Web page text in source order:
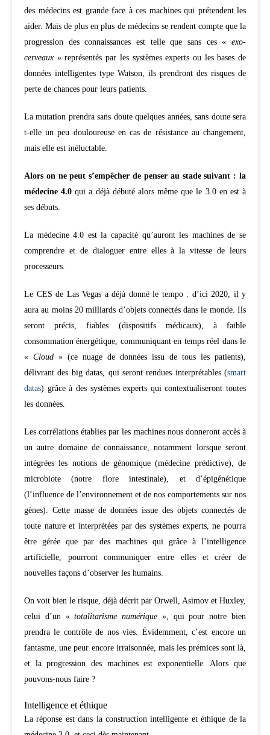
des médecins est grande face à ces machines qui prétendent les
aider. Mais de plus en plus de médecins se rendent compte que la
progression des connaissances est telle que sans ces « exo-
cerveaux » représentés par les systèmes experts ou les bases de
données intelligentes type Watson, ils prendront des risques de
perte de chances pour leurs patients.
La mutation prendra sans doute quelques années, sans doute sera
t-elle un peu douloureuse en cas de résistance au changement,
mais elle est inéluctable.
Alors on ne peut s’empêcher de penser au stade suivant : la
médecine 4.0 qui a déjà débuté alors même que le 3.0 en est à
ses débuts.
La médecine 4.0 est la capacité qu’auront les machines de se
comprendre et de dialoguer entre elles à la vitesse de leurs
processeurs.
Le CES de Las Vegas a déjà donné le tempo : d’ici 2020, il y
aura au moins 20 milliards d’objets connectés dans le monde. Ils
seront précis, fiables (dispositifs médicaux), à faible
consommation énergétique, communiquant en temps réel dans le
« Cloud » (ce nuage de données issu de tous les patients),
délivrant des big datas, qui seront rendues interprétables (smart
datas) grâce à des systèmes experts qui contextualiseront toutes
les données.
Les corrélations établies par les machines nous donneront accès à
un autre domaine de connaissance, notamment lorsque seront
intégrées les notions de génomique (médecine prédictive), de
microbiote (notre flore intestinale), et d’épigénétique
(l’influence de l’environnement et de nos comportements sur nos
gènes). Cette masse de données issue des objets connectés de
toute nature et interprétées par des systèmes experts, ne pourra
être gérée que par des machines qui grâce à l’intelligence
artificielle, pourront communiquer entre elles et créer de
nouvelles façons d’observer les humains.
On voit bien le risque, déjà décrit par Orwell, Asimov et Huxley,
celui d’un «totalitarisme numérique », qui pour notre bien
prendra le contrôle de nos vies. Évidemment, c’est encore un
fantasme, une peur encore irraisonnée, mais les prémices sont là,
et la progression des machines est exponentielle. Alors que
pouvons-nous faire ?
Intelligence et éthique
La réponse est dans la construction intelligente et éthique de la